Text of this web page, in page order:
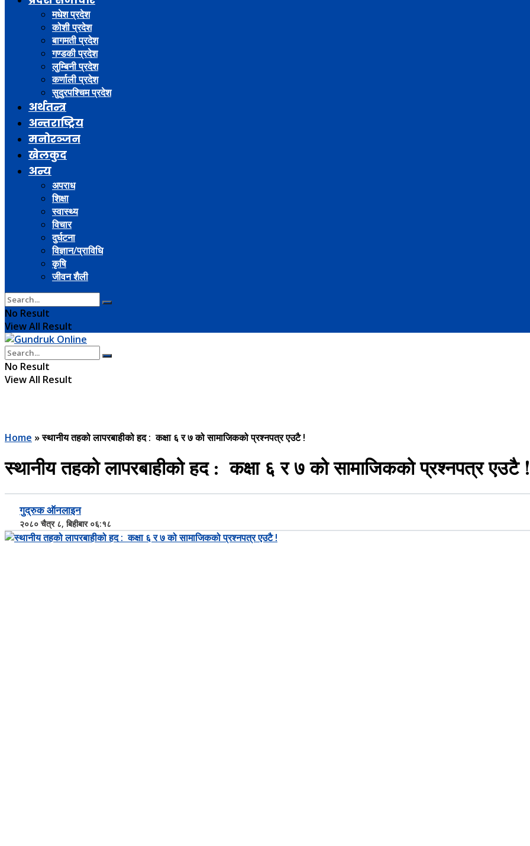
मधेश प्रदेश
कोशी प्रदेश
बागमती प्रदेश
गण्डकी प्रदेश
लुम्बिनी प्रदेश
कर्णाली प्रदेश
सुदुरपश्चिम प्रदेश
अर्थतन्त्र
अन्तराष्ट्रिय
मनोरञ्जन
खेलकुद
अन्य
अपराध
शिक्षा
स्वास्थ्य
विचार
दुर्घटना
विज्ञान/प्राविधि
कृषि
जीवन शैली
No Result
View All Result
No Result
View All Result
Home »स्थानीय तहको लापरबाहीको हद : कक्षा ६ र ७ को सामाजिकको प्रश्नपत्र एउटै !
स्थानीय तहको लापरबाहीको हद : कक्षा ६ र ७ को सामाजिकको प्रश्नपत्र एउटै !
गुद्रुक ऑनलाइन
२०८० चैत्र ८, बिहीबार ०६:१८